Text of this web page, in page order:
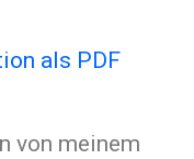
als PDF
von meinem